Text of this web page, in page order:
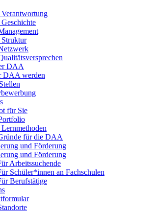
Verantwortung
Struktur
DAA
DAA werden
für Sie
für die DAA
und Förderung
und Förderung
Arbeitssuchende
Schüler*innen an Fachschulen
Berufstätige